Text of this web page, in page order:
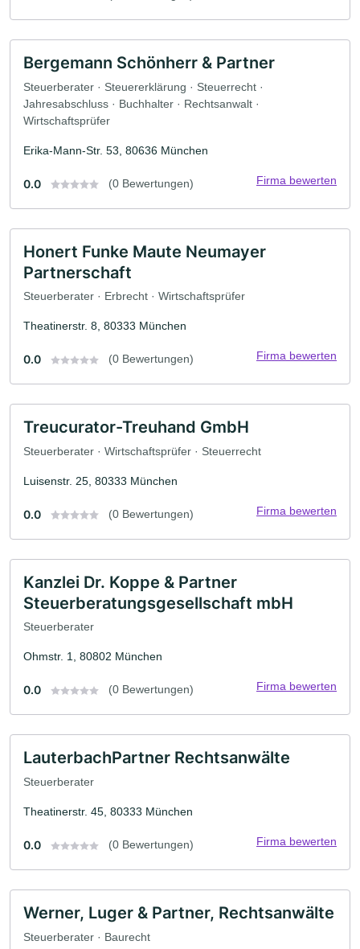
Bergemann Schönherr & Partner
Steuerberater · Steuererklärung · Steuerrecht ·
Jahresabschluss · Buchhalter · Rechtsanwalt ·
Wirtschaftsprüfer
Erika-Mann-Str. 53, 80636 München
0.0 (0 Bewertungen) Firma bewerten
Honert Funke Maute Neumayer
Partnerschaft
Steuerberater · Erbrecht · Wirtschaftsprüfer
Theatinerstr. 8, 80333 München
0.0 (0 Bewertungen) Firma bewerten
Treucurator-Treuhand GmbH
Steuerberater · Wirtschaftsprüfer · Steuerrecht
Luisenstr. 25, 80333 München
0.0 (0 Bewertungen) Firma bewerten
Kanzlei Dr. Koppe & Partner
Steuerberatungsgesellschaft mbH
Steuerberater
Ohmstr. 1, 80802 München
0.0 (0 Bewertungen) Firma bewerten
LauterbachPartner Rechtsanwälte
Steuerberater
Theatinerstr. 45, 80333 München
0.0 (0 Bewertungen) Firma bewerten
Werner, Luger & Partner, Rechtsanwälte
Steuerberater · Baurecht